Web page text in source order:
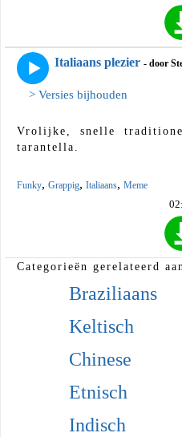
Italiaans plezier - door
> Versies bijhouden
Vrolijke, snelle
tarantella.
Funky, Grappig, Italiaans, Meme
Categorieën gerelateerd
Braziliaans
Keltisch
Chinese
Etnisch
Indisch